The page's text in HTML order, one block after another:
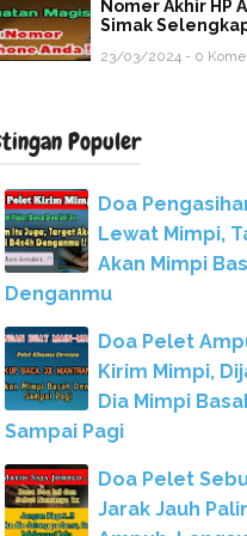
Nomer Akhir HP
Simak
23/03/2024 - 0
Populer
Doa
Lewat Mimpi,
Akan Mimpi
Denganmu
Doa Pelet
Kirim Mimpi,
Dia Mimpi
Sampai Pagi
Doa Pelet
Jarak Jauh